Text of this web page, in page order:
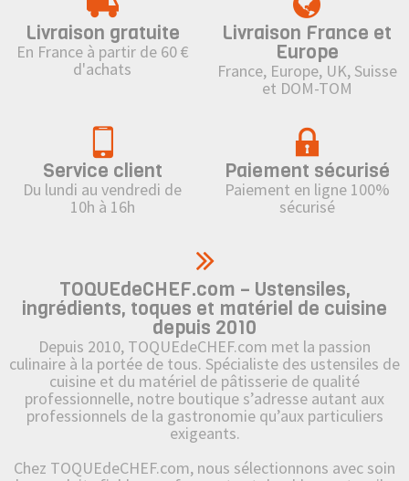
Livraison gratuite
En France à partir de 60 €
d'achats
Livraison France et
Europe
France, Europe, UK, Suisse
et DOM-TOM
Service client
Du lundi au vendredi de
10h à 16h
Paiement sécurisé
Paiement en ligne 100%
sécurisé
TOQUEdeCHEF.com – Ustensiles,
ingrédients, toques et matériel de cuisine
depuis 2010
Depuis 2010, TOQUEdeCHEF.com met la passion
culinaire à la portée de tous. Spécialiste des ustensiles de
cuisine et du matériel de pâtisserie de qualité
professionnelle, notre boutique s’adresse autant aux
professionnels de la gastronomie qu’aux particuliers
exigeants.
Chez TOQUEdeCHEF.com, nous sélectionnons avec soin